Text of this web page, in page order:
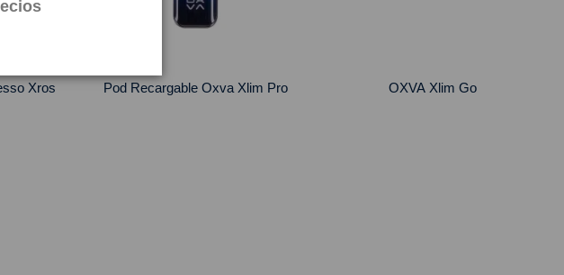
Xros
Pod Recargable Oxva Xlim Pro OXVA Xlim Go